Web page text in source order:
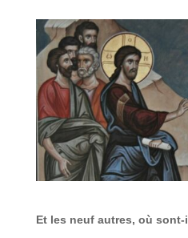
Et les neuf autres, où sont-